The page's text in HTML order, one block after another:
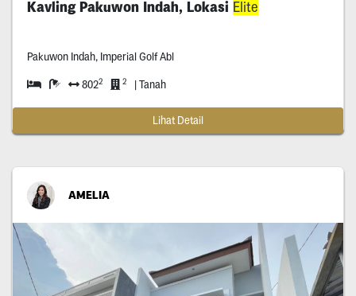
Kavling Pakuwon Indah, Lokasi Elite
Pakuwon Indah, Imperial Golf Abl
8022 2 | Tanah
Lihat Detail
AMELIA